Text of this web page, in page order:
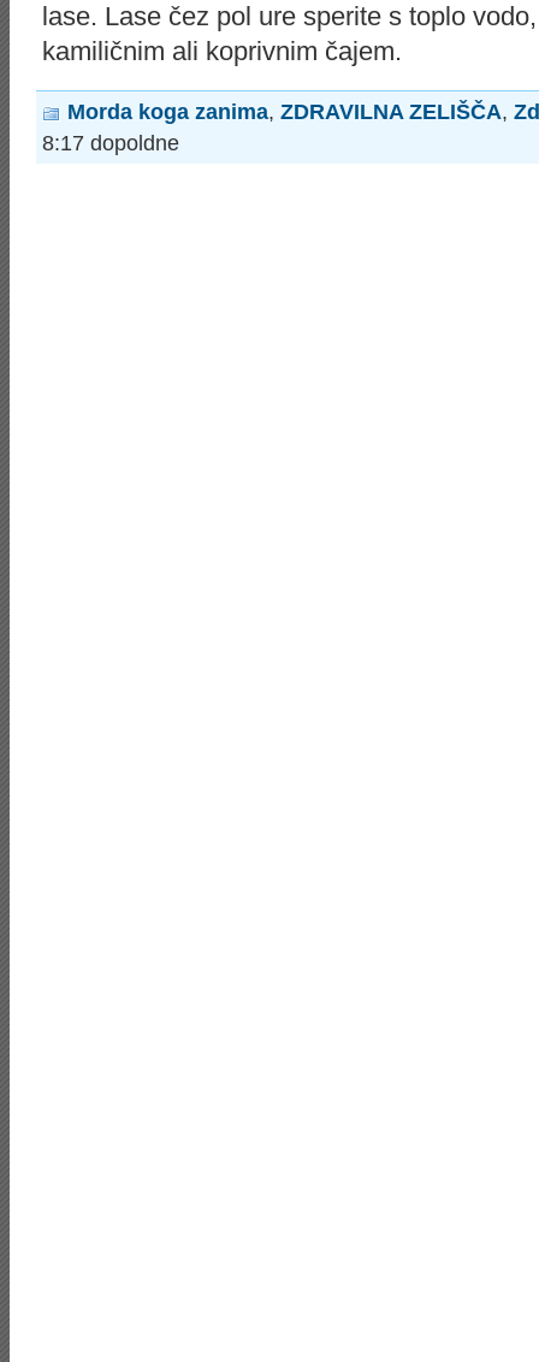
lase. Lase čez pol ure sperite s toplo
kamiličnim ali koprivnim čajem.
Morda koga zanima, ZDRAVILNA ZELIŠČA,
8:17 dopoldne